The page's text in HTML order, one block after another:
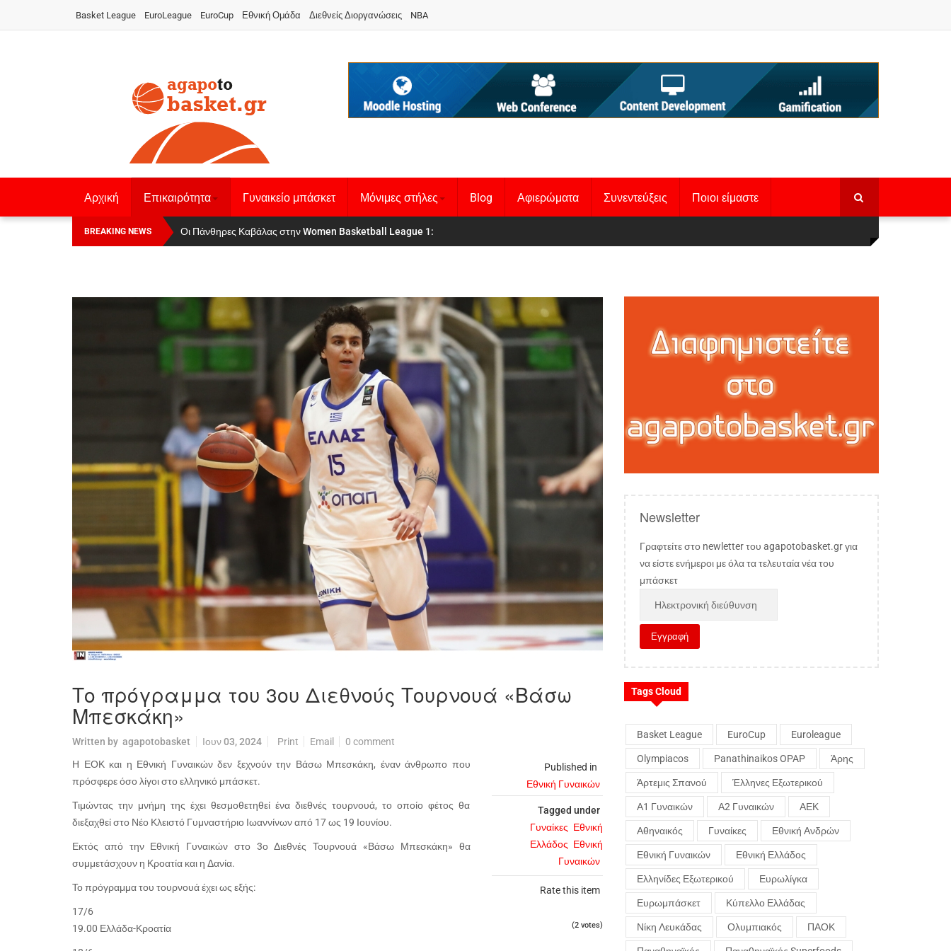
Basket League EuroLeague EuroCup Εθνική Ομάδα Διεθνείς Διοργανώσεις NBA
Αρχική Επικαιρότητα Γυναικείο μπάσκετ Μόνιμες στήλες Blog Αφιερώματα Συνεντεύξεις Ποιοι είμαστε
BREAKING NEWS Οι Πάνθηρες Καβάλας στην Women Basketball League 1
Αναχώρησε για τα Γιάννενα η Εθνική Γυναικών
Το πρόγραμμα του 3ου Διεθνούς Τουρνουά «Βάσω
Μπεσκάκη»
Written by agapotobasket Ιουν 03, 2024 Print Email 0 comment
Published in
Εθνική Γυναικών
Tagged under
Γυναίκες Εθνική
Ελλάδος Εθνική
Γυναικών
Rate this item
(2 votes)
Η ΕΟΚ και η Εθνική Γυναικών δεν ξεχνούν την Βάσω Μπεσκάκη, έναν άνθρωπο που
πρόσφερε όσο λίγοι στο ελληνικό μπάσκετ.
Τιμώντας την μνήμη της έχει θεσμοθετηθεί ένα διεθνές τουρνουά, το οποίο φέτος θα
διεξαχθεί στο Νέο Κλειστό Γυμναστήριο Ιωαννίνων από 17 ως 19 Ιουνίου.
Εκτός από την Εθνική Γυναικών στο 3ο Διεθνές Τουρνουά «Βάσω Μπεσκάκη» θα
συμμετάσχουν η Κροατία και η Δανία.
Το πρόγραμμα του τουρνουά έχει ως εξής:
17/6
19.00 Ελλάδα-Κροατία
Newsletter
Γραφτείτε στο newletter του agapotobasket.gr για
να είστε ενήμεροι με όλα τα τελευταία νέα του
μπάσκετ
Tags Cloud
Basket League EuroCup Euroleague
Olympiacos Panathinaikos OPAP Άρης
Άρτεμις Σπανού Έλληνες Εξωτερικού
Α1 Γυναικών Α2 Γυναικών ΑΕΚ
Αθηναικός Γυναίκες Εθνική Ανδρών
Εθνική Γυναικών Εθνική Ελλάδος
Ελληνίδες Εξωτερικού Ευρωλίγκα
Ευρωμπάσκετ Κύπελλο Ελλάδας
Νίκη Λευκάδας Ολυμπιακός ΠΑΟΚ